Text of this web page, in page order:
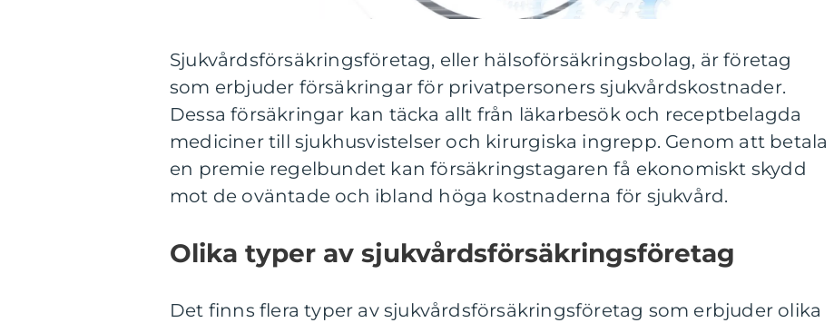
Sjukvårdsförsäkringsföretag, eller hälsoförsäkringsbolag, är företag
som erbjuder försäkringar för privatpersoners sjukvårdskostnader.
Dessa försäkringar kan täcka allt från läkarbesök och receptbelagda
mediciner till sjukhusvistelser och kirurgiska ingrepp. Genom att betala
en premie regelbundet kan försäkringstagaren få ekonomiskt skydd
mot de oväntade och ibland höga kostnaderna för sjukvård.
Olika typer av sjukvårdsförsäkringsföretag
Det finns flera typer av sjukvårdsförsäkringsföretag som erbjuder olika